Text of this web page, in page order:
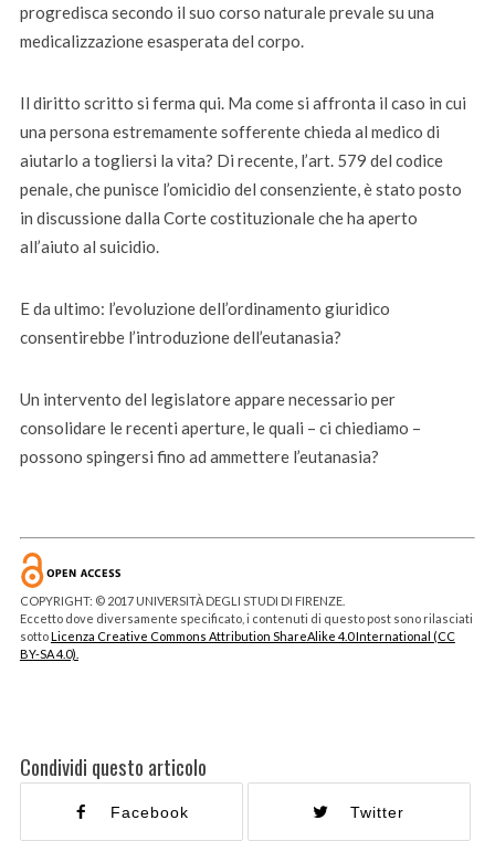
progredisca secondo il suo corso naturale prevale su una
medicalizzazione esasperata del corpo.
Il diritto scritto si ferma qui. Ma come si affronta il caso in cui
una persona estremamente sofferente chieda al medico di
aiutarlo a togliersi la vita? Di recente, l’art. 579 del codice
penale, che punisce l’omicidio del consenziente, è stato posto
in discussione dalla Corte costituzionale che ha aperto
all’aiuto al suicidio.
E da ultimo: l’evoluzione dell’ordinamento giuridico
consentirebbe l’introduzione dell’eutanasia?
Un intervento del legislatore appare necessario per
consolidare le recenti aperture, le quali – ci chiediamo –
possono spingersi fino ad ammettere l’eutanasia?
COPYRIGHT: © 2017 UNIVERSITÀ DEGLI STUDI DI FIRENZE.
Eccetto dove diversamente specificato, i contenuti di questo post sono rilasciati
sottoLicenza Creative Commons Attribution ShareAlike 4.0 International (CC
BY-SA 4.0).
Condividi questo articolo
Facebook Twitter